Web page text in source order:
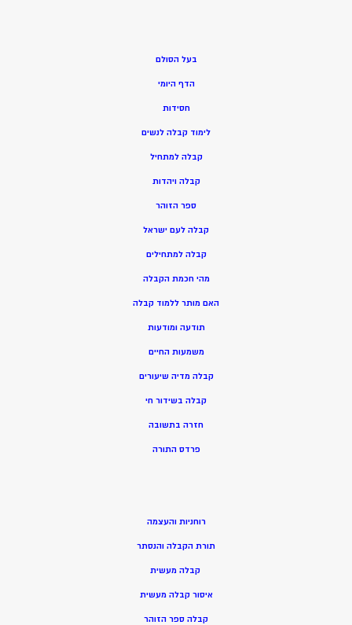
בעל הסולם
הדף היומי
חסידות
לימוד קבלה לנשים
קבלה למתחיל
קבלה ויהדות
ספר הזוהר
קבלה לעם ישראל
קבלה למתחילים
מהי חכמת הקבלה
האם מותר ללמוד קבלה
תודעה ומודעות
משמעות החיים
קבלה מדיה שיעורים
קבלה בשידור חי
חזרה בתשובה
פרדס התורה
רוחניות והעצמה
תורת הקבלה והנסתר
קבלה מעשית
איסור קבלה מעשית
קבלה ספר הזוהר